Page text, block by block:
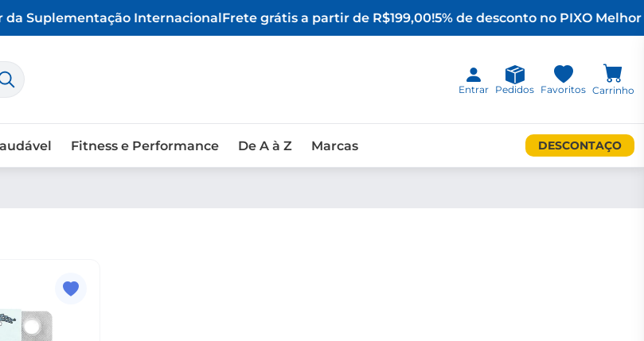
Suplementação InternacionalFrete grátis a partir de R$199,00!5% de desconto no PIXO Melhor
Entrar Pedidos Favoritos Carrinho
Fitness e Performance De A à Z Marcas DESCONTAÇO